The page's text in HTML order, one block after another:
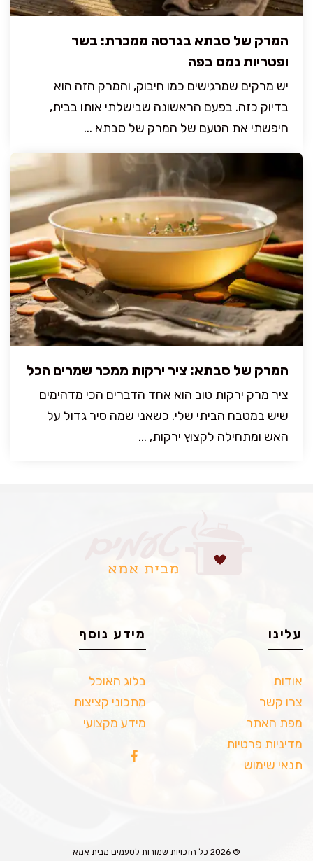
המרק של סבתא בגרסה ממכרת: בשר
ופטריות נמס בפה
יש מרקים שמרגישים כמו חיבוק, והמרק הזה הוא
בדיוק כזה. בפעם הראשונה שבישלתי אותו בבית,
חיפשתי את הטעם של המרק של סבתא ...
המרק של סבתא: ציר ירקות ממכר שמרים הכל
ציר מרק ירקות טוב הוא אחד הדברים הכי מדהימים
שיש במטבח הביתי שלי. כשאני שמה סיר גדול על
האש ומתחילה לקצוץ ירקות, ...
עלינו
אודות
צרו קשר
מפת האתר
מדיניות פרטיות
תנאי שימוש
מידע נוסף
בלוג האוכל
מתכוני קציצות
מידע מקצועי
© 2026 כל הזכויות שמורות לטעמים מבית אמא